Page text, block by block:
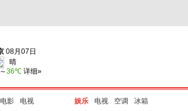
电影
电视
娱乐 电视 空调
冰箱